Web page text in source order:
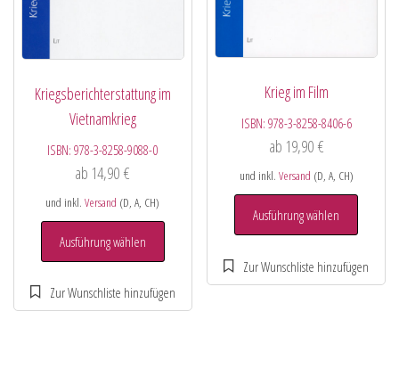
Kriegsberichterstattung im
Vietnamkrieg
ISBN:978-3-8258-9088-0
ab 14,90€
und inkl.Versand (D, A, CH)
Ausführung wählen
Krieg im Film
ISBN: 978-3-8258-8406-6
ab 19,90 €
und inkl. Versand (D, A, CH)
Ausführung wählen